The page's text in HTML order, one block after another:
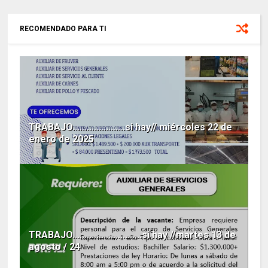
RECOMENDADO PARA TI
TRABAJO......................si hay// miércoles 22 de
enero de 2025
TRABAJO.............................si hay //martes 13 de
agosto / 24